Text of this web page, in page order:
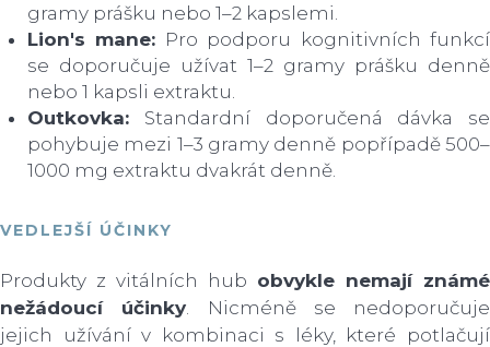
gramy prášku nebo 1–2 kapslemi.
Lion's mane: Pro podporu kognitivních funkcí
se doporučuje užívat 1–2 gramy prášku denně
nebo 1 kapsli extraktu.
Outkovka: Standardní doporučená dávka se
pohybuje mezi 1–3 gramy denně popřípadě 500–
1000 mg extraktu dvakrát denně.
VEDLEJŠÍ ÚČINKY
Produkty z vitálních hub obvykle nemají známé
nežádoucí účinky . Nicméně se nedoporučuje
jejich užívání v kombinaci s léky, které potlačují